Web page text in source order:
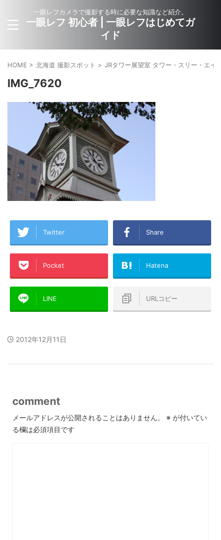
一眼レフカメラで撮影する時に必要な知識など紹介。
一眼レフ 初心者 | 一眼レフはじめてガ
イド
HOME > 北海道 撮影スポット > JRタワー展望室 タワー・スリー・エイ
IMG_7620
Twitter Share
Pocket Hatena
LINE URLコピー
2012年12月11日
comment
メールアドレスが公開されることはありません。 ※ が付いてい
る欄は必須項目です